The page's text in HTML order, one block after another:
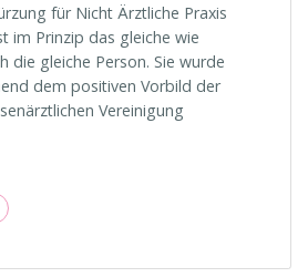
für Nicht Ärztliche Praxis
im Prinzip das gleiche wie
die gleiche Person. Sie wurde
dem positiven Vorbild der
Vereinigung